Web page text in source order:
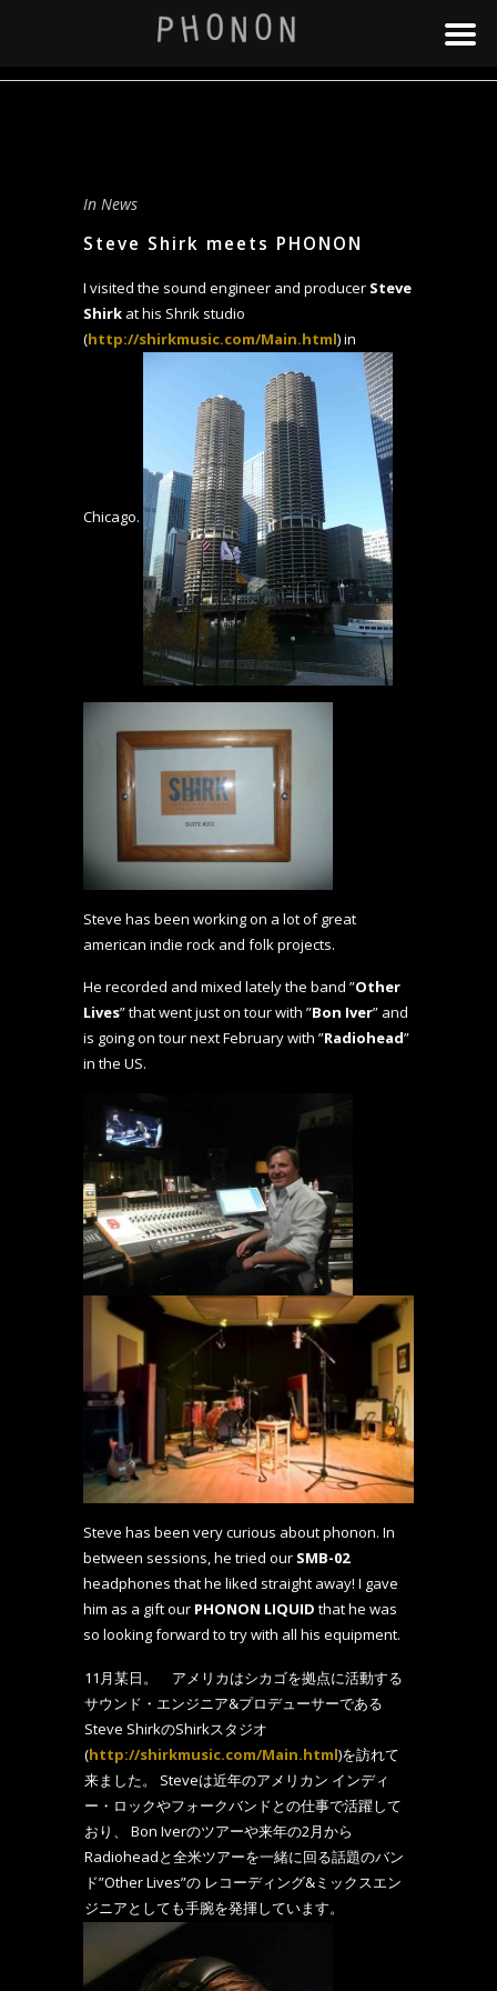
In News
Steve Shirk meets PHONON
I visited the sound engineer and producer Steve
Shirk at his Shrik studio
(http://shirkmusic.com/Main.html) in
Chicago.
Steve has been working on a lot of great
american indie rock and folk projects.
He recorded and mixed lately the band ”Other
Lives” that went just on tour with ”Bon Iver” and
is going on tour next February with ”Radiohead”
in the US.
Steve has been very curious about phonon. In
between sessions, he tried our SMB-02
headphones that he liked straight away! I gave
him as a gift our PHONON LIQUID that he was
so looking forward to try with all his equipment.
11月某日。 アメリカはシカゴを拠点に活動する
サウンド・エンジニア&プロデューサーである
Steve ShirkのShirkスタジオ
(http://shirkmusic.com/Main.html)を訪れて
来ました。 Steveは近年のアメリカン インディ
ー・ロックやフォークバンドとの仕事で活躍して
おり、 Bon Iverのツアーや来年の2月から
Radioheadと全米ツアーを一緒に回る話題のバン
ド”Other Lives”の レコーディング&ミックスエン
ジニアとしても手腕を発揮しています。